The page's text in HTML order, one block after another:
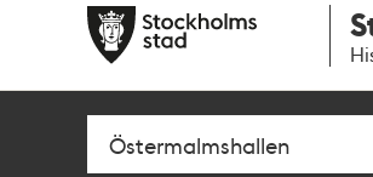
navigationen
huvudinnehållet
SökFritextsök